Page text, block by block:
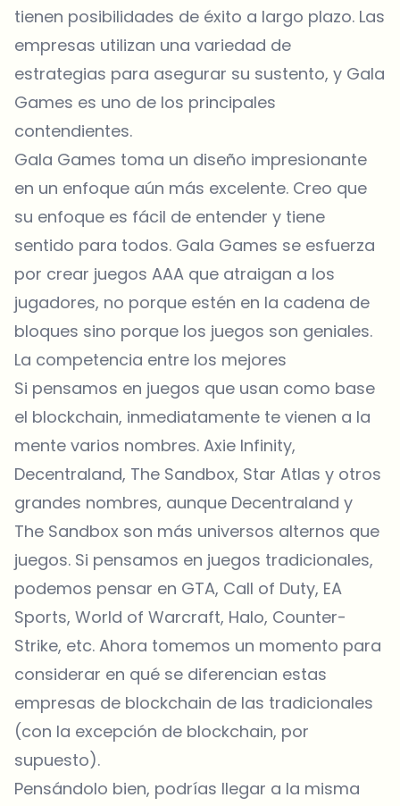
tienen posibilidades de éxito a largo plazo. Las
empresas utilizan una variedad de
estrategias para asegurar su sustento, y Gala
Games es uno de los principales
contendientes.
Gala Games toma un diseño impresionante
en un enfoque aún más excelente. Creo que
su enfoque es fácil de entender y tiene
sentido para todos. Gala Games se esfuerza
por crear juegos AAA que atraigan a los
jugadores, no porque estén en la cadena de
bloques sino porque los juegos son geniales.
La competencia entre los mejores
Si pensamos en juegos que usan como base
el blockchain, inmediatamente te vienen a la
mente varios nombres. Axie Infinity,
Decentraland, The Sandbox, Star Atlas y otros
grandes nombres, aunque Decentraland y
The Sandbox son más universos alternos que
juegos. Si pensamos en juegos tradicionales,
podemos pensar en GTA, Call of Duty, EA
Sports, World of Warcraft, Halo, Counter-
Strike, etc. Ahora tomemos un momento para
considerar en qué se diferencian estas
empresas de blockchain de las tradicionales
(con la excepción de blockchain, por
supuesto).
Pensándolo bien, podrías llegar a la misma